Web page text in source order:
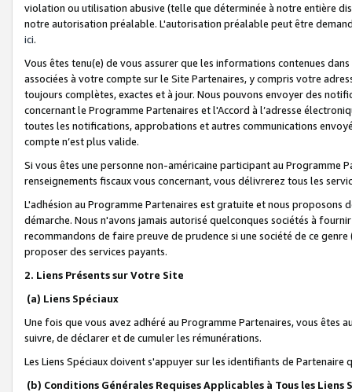
violation ou utilisation abusive (telle que déterminée à notre entière
notre autorisation préalable. L'autorisation préalable peut être
ici.
Vous êtes tenu(e) de vous assurer que les informations contenues
associées à votre compte sur le Site Partenaires, y compris votre
toujours complètes, exactes et à jour. Nous pouvons envoyer des
concernant le Programme Partenaires et l'Accord à l’adresse
toutes les notifications, approbations et autres communications
compte n’est plus valide.
Si vous êtes une personne non-américaine participant au
renseignements fiscaux vous concernant, vous délivrerez tous les
L'adhésion au Programme Partenaires est gratuite et nous proposons
démarche. Nous n'avons jamais autorisé quelconques sociétés à
recommandons de faire preuve de prudence si une société de ce
proposer des services payants.
2. Liens Présents sur Votre Site
(a) Liens Spéciaux
Une fois que vous avez adhéré au Programme Partenaires, vous êtes
suivre, de déclarer et de cumuler les rémunérations.
Les Liens Spéciaux doivent s'appuyer sur les identifiants de Partenaire
(b) Conditions Générales Requises Applicables à Tous les Liens